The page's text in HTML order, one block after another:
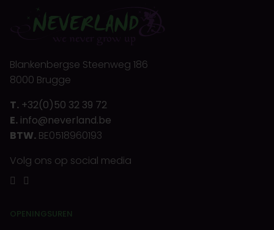
Blankenbergse Steenweg 186
8000 Brugge
T. +32(0)50 32 39 72
E. info@neverland.be
BTW. BE0518960193
Volg ons op social media
OPENINGSUREN